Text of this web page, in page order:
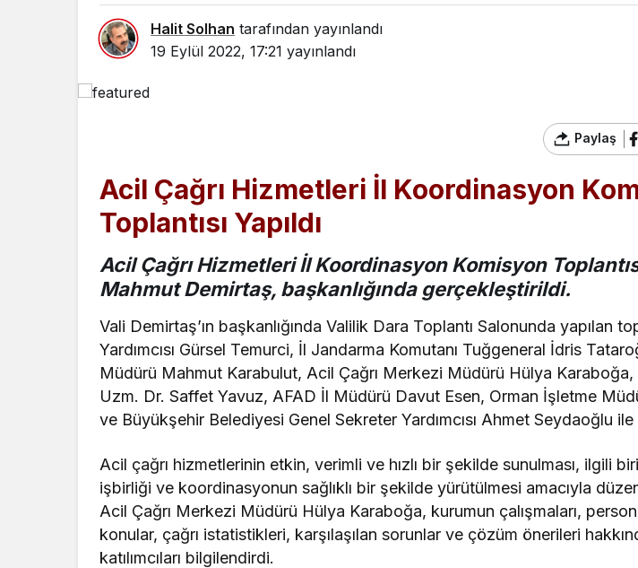
Halit Solhan tarafından yayınlandı
19 Eylül 2022, 17:21 yayınlandı
Paylaş
Acil Çağrı Hizmetleri İl Koordinasyon
Toplantısı Yapıldı
Acil Çağrı Hizmetleri İl Koordinasyon Komisyon
Mahmut Demirtaş, başkanlığında gerçekleştirildi.
Vali Demirtaş’ın başkanlığında Valilik Dara Toplantı Salonunda yapılan
Yardımcısı Gürsel Temurci, İl Jandarma Komutanı Tuğgeneral İdris
Müdürü Mahmut Karabulut, Acil Çağrı Merkezi Müdürü Hülya Karaboğa,
Uzm. Dr. Saffet Yavuz, AFAD İl Müdürü Davut Esen, Orman İşletme
ve Büyükşehir Belediyesi Genel Sekreter Yardımcısı Ahmet Seydaoğlu ile
Acil çağrı hizmetlerinin etkin, verimli ve hızlı bir şekilde sunulması, ilgili
işbirliği ve koordinasyonun sağlıklı bir şekilde yürütülmesi amacıyla
Acil Çağrı Merkezi Müdürü Hülya Karaboğa, kurumun çalışmaları,
konular, çağrı istatistikleri, karşılaşılan sorunlar ve çözüm önerileri
katılımcıları bilgilendirdi.